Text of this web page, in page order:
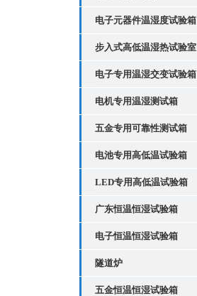
电子元器件温湿度试验箱
步入式高低温湿热试验室
电子专用温湿交变试验箱
电机专用温湿测试箱
五金专用可靠性测试箱
电池专用高低温试验箱
LED专用高低温试验箱
广东恒温恒湿试验箱
电子恒温恒湿试验箱
隧道炉
五金恒温恒湿试验箱